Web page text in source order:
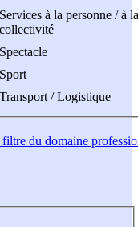
Services à la personne / à la
collectivité
Spectacle
Sport
Transport / Logistique
du domaine